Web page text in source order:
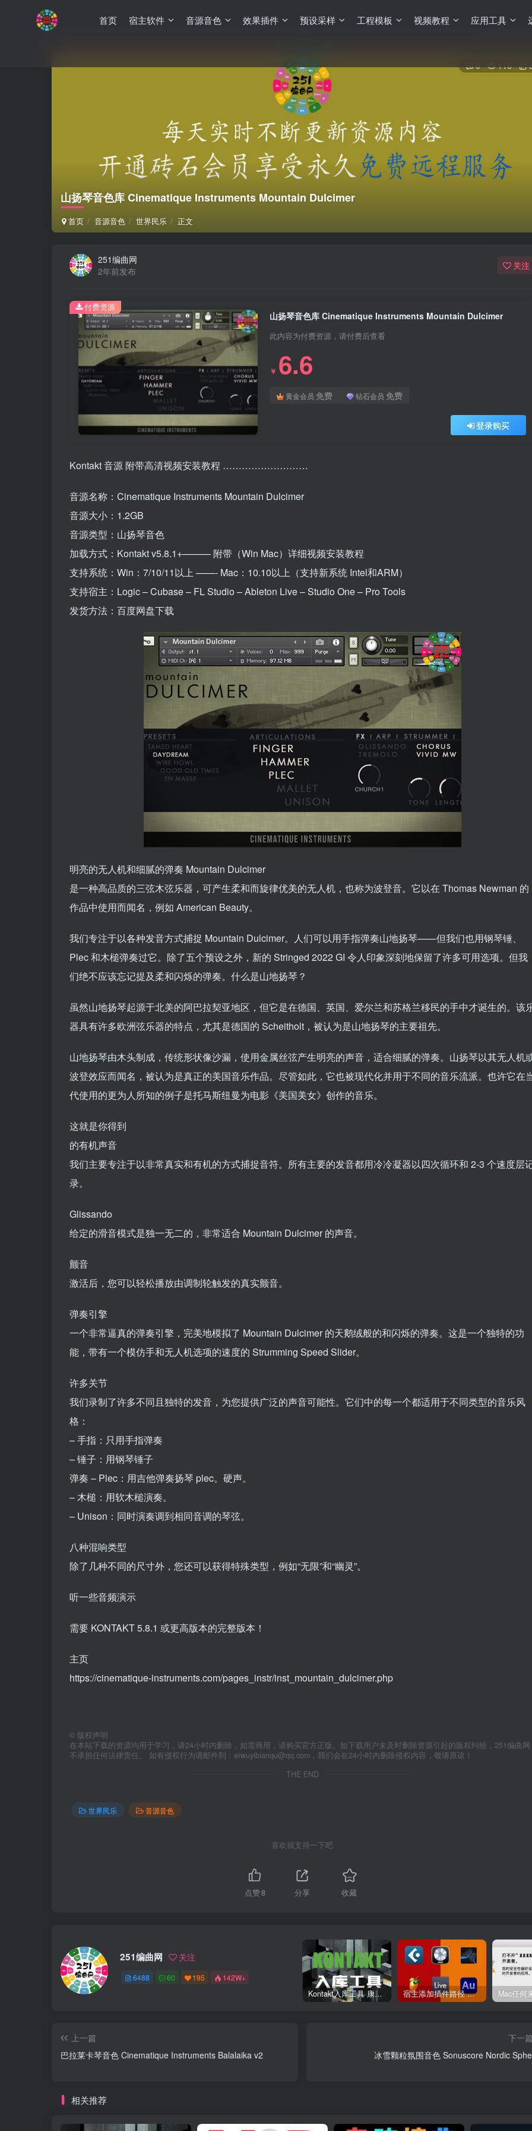
首页 宿主软件 音源音色 效果插件 预设采样 工程模板 视频教程 应用工具
山扬琴音色库 Cinematique Instruments Mountain Dulcimer
首页 音源音色 世界民乐 正文
0 116
251编曲网
2年前发布
关注
山扬琴音色库 Cinematique Instruments Mountain Dulcimer
此内容为付费资源，请付费后查看
￥ 6.6
黄金会员 免费 钻石会员 免费
登录购买
付费资源
Kontakt 音源 附带高清视频安装教程 ………………………
音源名称：Cinematique Instruments Mountain Dulcimer
音源大小：1.2GB
音源类型：山扬琴音色
加载方式：Kontakt v5.8.1+——— 附带（Win Mac）详细视频安装教程
支持系统：Win：7/10/11以上 ——- Mac：10.10以上（支持新系统 Intel和ARM）
支持宿主：Logic – Cubase – FL Studio – Ableton Live – Studio One – Pro Tools
发货方法：百度网盘下载
明亮的无人机和细腻的弹奏 Mountain Dulcimer
是一种高品质的三弦木弦乐器，可产生柔和而旋律优美的无人机，也称为波登音。它以在 Thomas Newman 的
作品中使用而闻名，例如 American Beauty。
我们专注于以各种发音方式捕捉 Mountain Dulcimer。人们可以用手指弹奏山地扬琴——但我们也用钢琴锤、
Plec 和木槌弹奏过它。除了五个预设之外，新的 Stringed 2022 GI 令人印象深刻地保留了许多可用选项。但我
们绝不应该忘记提及柔和闪烁的弹奏。什么是山地扬琴？
虽然山地扬琴起源于北美的阿巴拉契亚地区，但它是在德国、英国、爱尔兰和苏格兰移民的手中才诞生的。该
器具有许多欧洲弦乐器的特点，尤其是德国的 Scheitholt，被认为是山地扬琴的主要祖先。
山地扬琴由木头制成，传统形状像沙漏，使用金属丝弦产生明亮的声音，适合细腻的弹奏。山扬琴以其无人机
波登效应而闻名，被认为是真正的美国音乐作品。尽管如此，它也被现代化并用于不同的音乐流派。也许它在
代使用的更为人所知的例子是托马斯纽曼为电影《美国美女》创作的音乐。
这就是你得到
的有机声音
我们主要专注于以非常真实和有机的方式捕捉音符。所有主要的发音都用冷冷凝器以四次循环和 2-3 个速度层
录。
Glissando
给定的滑音模式是独一无二的，非常适合 Mountain Dulcimer 的声音。
颤音
激活后，您可以轻松播放由调制轮触发的真实颤音。
弹奏引擎
一个非常逼真的弹奏引擎，完美地模拟了 Mountain Dulcimer 的天鹅绒般的和闪烁的弹奏。这是一个独特的功
能，带有一个模仿手和无人机选项的速度的 Strumming Speed Slider。
许多关节
我们录制了许多不同且独特的发音，为您提供广泛的声音可能性。它们中的每一个都适用于不同类型的音乐风
格：
– 手指：只用手指弹奏
– 锤子：用钢琴锤子
弹奏 – Plec：用吉他弹奏扬琴 plec。硬声。
– 木槌：用软木槌演奏。
– Unison：同时演奏调到相同音调的琴弦。
八种混响类型
除了几种不同的尺寸外，您还可以获得特殊类型，例如“无限”和“幽灵”。
听一些音频演示
需要 KONTAKT 5.8.1 或更高版本的完整版本！
主页
https://cinematique-instruments.com/pages_instr/inst_mountain_dulcimer.php
© 版权声明
在本站下载的资源均用于学习，请24小时内删除，如需商用，请购买官方正版。如下载用户未及时删除资源引起的版权纠纷，251编曲网
不承担任何法律责任。 如有侵权行为请邮件到：erwuyibianqu@qq.com，我们会在24小时内删除侵权内容，敬请原谅！
THE END
世界民乐 音源音色
喜欢就支持一下吧
点赞8 分享 收藏
251编曲网 关注
6488 60 195 142W+
Kontakt入库工具 康泰克入库教程 宿主添加插件路径 插件路径设置 VSTPlugins路径
上一篇
巴拉莱卡琴音色 Cinematique Instruments Balalaika v2
下一
冰雪颗粒氛围音色 Sonuscore Nordic
相关推荐